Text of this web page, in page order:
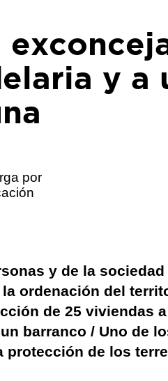
y a
por
y de la sociedad
ordenación del
de 25 viviendas
barranco / Uno de
protección de los